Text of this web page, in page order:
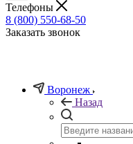
Телефоны
8 (800) 550-68-50
Заказать звонок
Воронеж
Назад